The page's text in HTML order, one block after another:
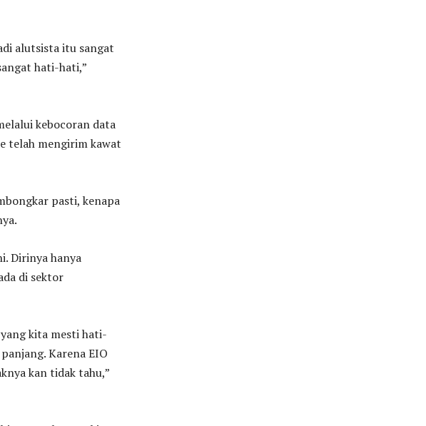
alutsista itu sangat
hati-hati,”
kebocoran data
telah mengirim kawat
pasti, kenapa
Dirinya hanya
di sektor
kita mesti hati-
Karena EIO
kan tidak tahu,”